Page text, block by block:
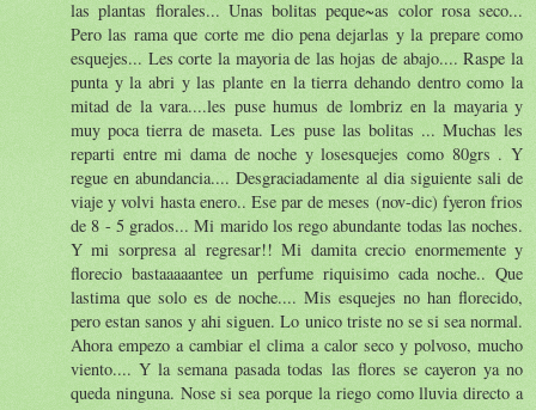
las plantas florales... Unas bolitas peque~as color rosa seco...
Pero las rama que corte me dio pena dejarlas y la prepare como
esquejes... Les corte la mayoria de las hojas de abajo.... Raspe la
punta y la abri y las plante en la tierra dehando dentro como la
mitad de la vara....les puse humus de lombriz en la mayaria y
muy poca tierra de maseta. Les puse las bolitas ... Muchas les
reparti entre mi dama de noche y losesquejes como 80grs . Y
regue en abundancia.... Desgraciadamente al dia siguiente sali de
viaje y volvi hasta enero.. Ese par de meses (nov-dic) fyeron frios
de 8 - 5 grados... Mi marido los rego abundante todas las noches.
Y mi sorpresa al regresar!! Mi damita crecio enormemente y
florecio bastaaaaantee un perfume riquisimo cada noche.. Que
lastima que solo es de noche.... Mis esquejes no han florecido,
pero estan sanos y ahi siguen. Lo unico triste no se si sea normal.
Ahora empezo a cambiar el clima a calor seco y polvoso, mucho
viento.... Y la semana pasada todas las flores se cayeron ya no
queda ninguna. Nose si sea porque la riego como lluvia directo a